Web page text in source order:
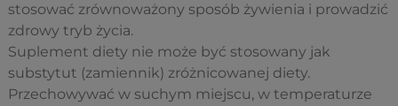
stosować zrównoważony sposób żywienia i prowadzić
zdrowy tryb życia.
Suplement diety nie może być stosowany jak
substytut (zamiennik) zróżnicowanej diety.
Przechowywać w suchym miejscu, w temperaturze